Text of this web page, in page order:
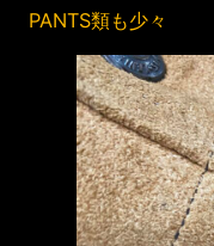
PANTS類も少々